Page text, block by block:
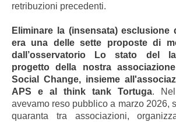
retribuzioni precedenti.
Eliminare la (insensata) esclusione
era una delle sette proposte di
dall’osservatorio Lo stato del
progetto della nostra
Social Change, insieme
APS e al think tank Tortuga.
avevamo reso pubblico a marzo 2026,
quaranta tra associazioni,